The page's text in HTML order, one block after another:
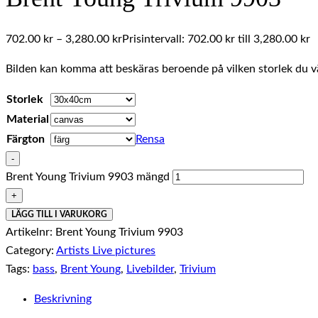
702.00 kr – 3,280.00 krPrisintervall: 702.00 kr till 3,280.00 kr
Bilden kan komma att beskäras beroende på vilken storlek du
Storlek
Material
Färgton
Rensa
-
Brent Young Trivium 9903 mängd
+
LÄGG TILL I VARUKORG
Artikelnr: Brent Young Trivium 9903
Category: Artists Live pictures
Tags: bass, Brent Young, Livebilder, Trivium
Beskrivning